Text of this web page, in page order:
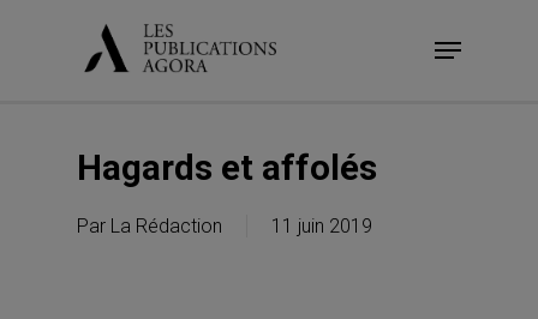
Menu
Hagards et affolés
Par La Rédaction 11 juin 2019